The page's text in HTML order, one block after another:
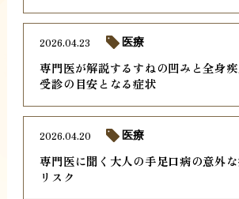
専門医が解説するすねの凹みと全身
受診の目安となる症状
2026.04.23 医療
専門医に聞く大人の手足口病の意外
リスク
2026.04.20 医療